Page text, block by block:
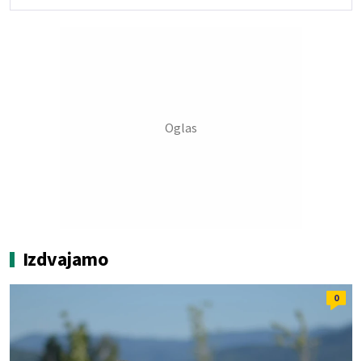
Izdvajamo
0